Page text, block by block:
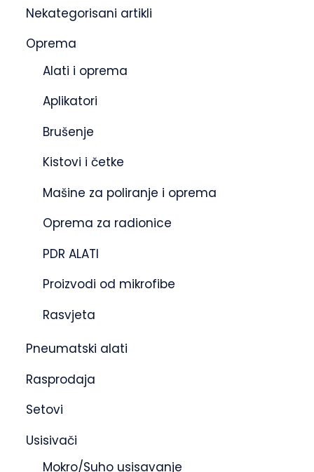
Nekategorisani artikli
Oprema
Alati i oprema
Aplikatori
Brušenje
Kistovi i četke
Mašine za poliranje i oprema
Oprema za radionice
PDR ALATI
Proizvodi od mikrofibe
Rasvjeta
Pneumatski alati
Rasprodaja
Setovi
Usisivači
Mokro/Suho usisavanje